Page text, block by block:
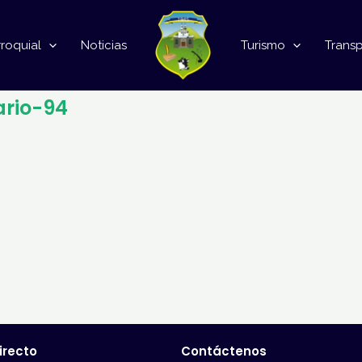
Noticias Turismo
94
Contáctenos